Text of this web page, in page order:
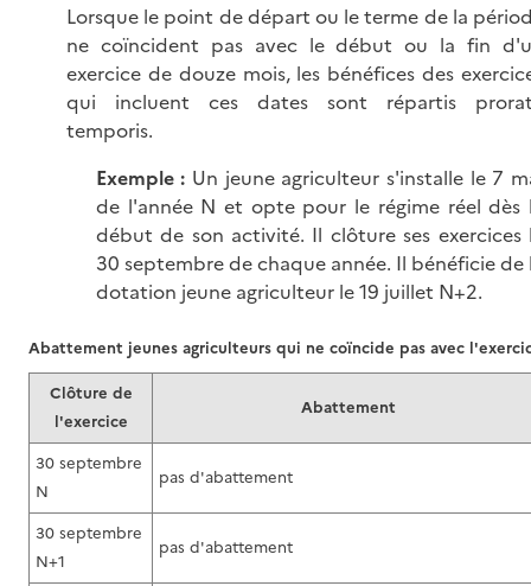
Lorsque le point de départ ou le terme de la
ne coïncident pas avec le début ou la fin
exercice de douze mois, les bénéfices des
qui incluent ces dates sont répartis
temporis.
Exemple : Un jeune agriculteur s'installe le 7
de l'année N et opte pour le régime réel dès
début de son activité. Il clôture ses exercices
30 septembre de chaque année. Il bénéficie de
dotation jeune agriculteur le 19 juillet N+2.
Clôture de
l'exercice
Abattement
30 septembre
N
pas d'abattement
30 septembre
N+1
pas d'abattement
Abattement jeunes agriculteurs qui ne coïncide pas avec